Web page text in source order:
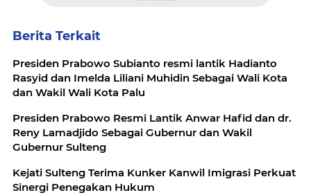
Berita Terkait
Presiden Prabowo Subianto resmi lantik Hadianto
Rasyid dan Imelda Liliani Muhidin Sebagai Wali Kota
dan Wakil Wali Kota Palu
Presiden Prabowo Resmi Lantik Anwar Hafid dan dr.
Reny Lamadjido Sebagai Gubernur dan Wakil
Gubernur Sulteng
Kejati Sulteng Terima Kunker Kanwil Imigrasi Perkuat
Sinergi Penegakan Hukum